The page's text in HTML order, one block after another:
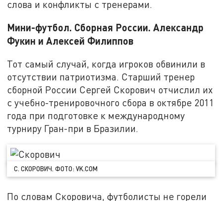
слова и конфликты с тренерами.
Мини-футбол. Сборная России. Александр
Фукин и Алексей Филиппов
Тот самый случай, когда игроков обвинили в
отсутствии патриотизма. Старший тренер
сборной России Сергей Скорович отчислил их
с учебно-тренировочного сбора в октябре 2011
года при подготовке к международному
турниру Гран-при в Бразилии.
С. СКОРОВИЧ. ФОТО: VK.COM
По словам Скоровича, футболисты не горели